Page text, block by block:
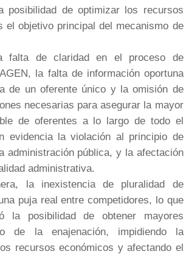
posibilidad de optimizar los recursos
el objetivo principal del mecanismo de
falta de claridad en el proceso de
la falta de información oportuna
de un oferente único y la omisión de
necesarias para asegurar la mayor
de oferentes a lo largo de todo el
evidencia la violación al principio de
administración pública, y la afectación
administrativa.
la inexistencia de pluralidad de
puja real entre competidores, lo que
la posibilidad de obtener mayores
de la enajenación, impidiendo la
recursos económicos y afectando el